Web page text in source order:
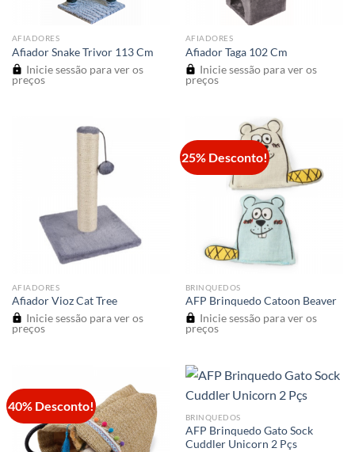
AFIADORES
Afiador Snake Trivor 113 Cm
Inicie sessão para ver os
preços
AFIADORES
Afiador Taga 102 Cm
Inicie sessão para ver os
preços
AFIADORES
Afiador Vioz Cat Tree
Inicie sessão para ver os
preços
25% Desconto!
BRINQUEDOS
AFP Brinquedo Catoon Beaver
Inicie sessão para ver os
preços
40% Desconto!
BRINQUEDOS
AFP Brinquedo Gato Sock
Cuddler Unicorn 2 Pçs